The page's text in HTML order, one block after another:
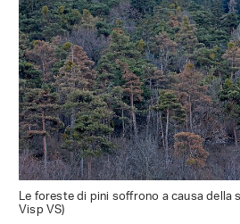
Le foreste di pini soffrono a causa della
Visp VS)